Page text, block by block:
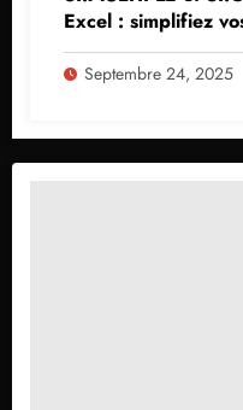
Excel : simplifiez
(tutoriel)
Septembre 24, 2025